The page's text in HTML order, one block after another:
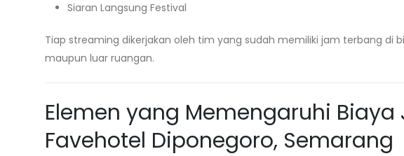
Siaran Langsung Festival
Tiap streaming dikerjakan oleh tim yang sudah memiliki jam terbang di
maupun luar ruangan.
Elemen yang Memengaruhi
Favehotel Diponegoro, Semarang